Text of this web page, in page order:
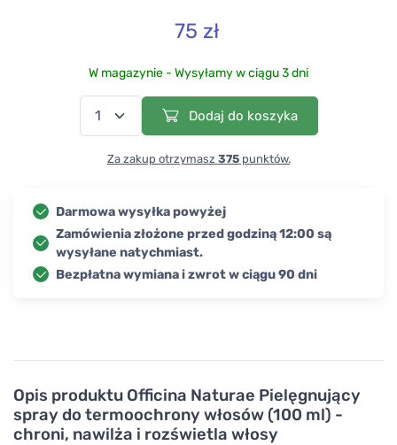
Opis produktu Officina Naturae Pielęgnujący
spray do termoochrony włosów (100 ml) -
chroni, nawilża i rozświetla włosy
75 zł
W magazynie - Wysyłamy w ciągu 3 dni
Dodaj do koszyka
Za zakup otrzymasz 375punktów.
Darmowa wysyłka powyżej
Zamówienia złożone przed godziną 12:00 są
wysyłane natychmiast.
Bezpłatna wymiana i zwrot w ciągu 90 dni